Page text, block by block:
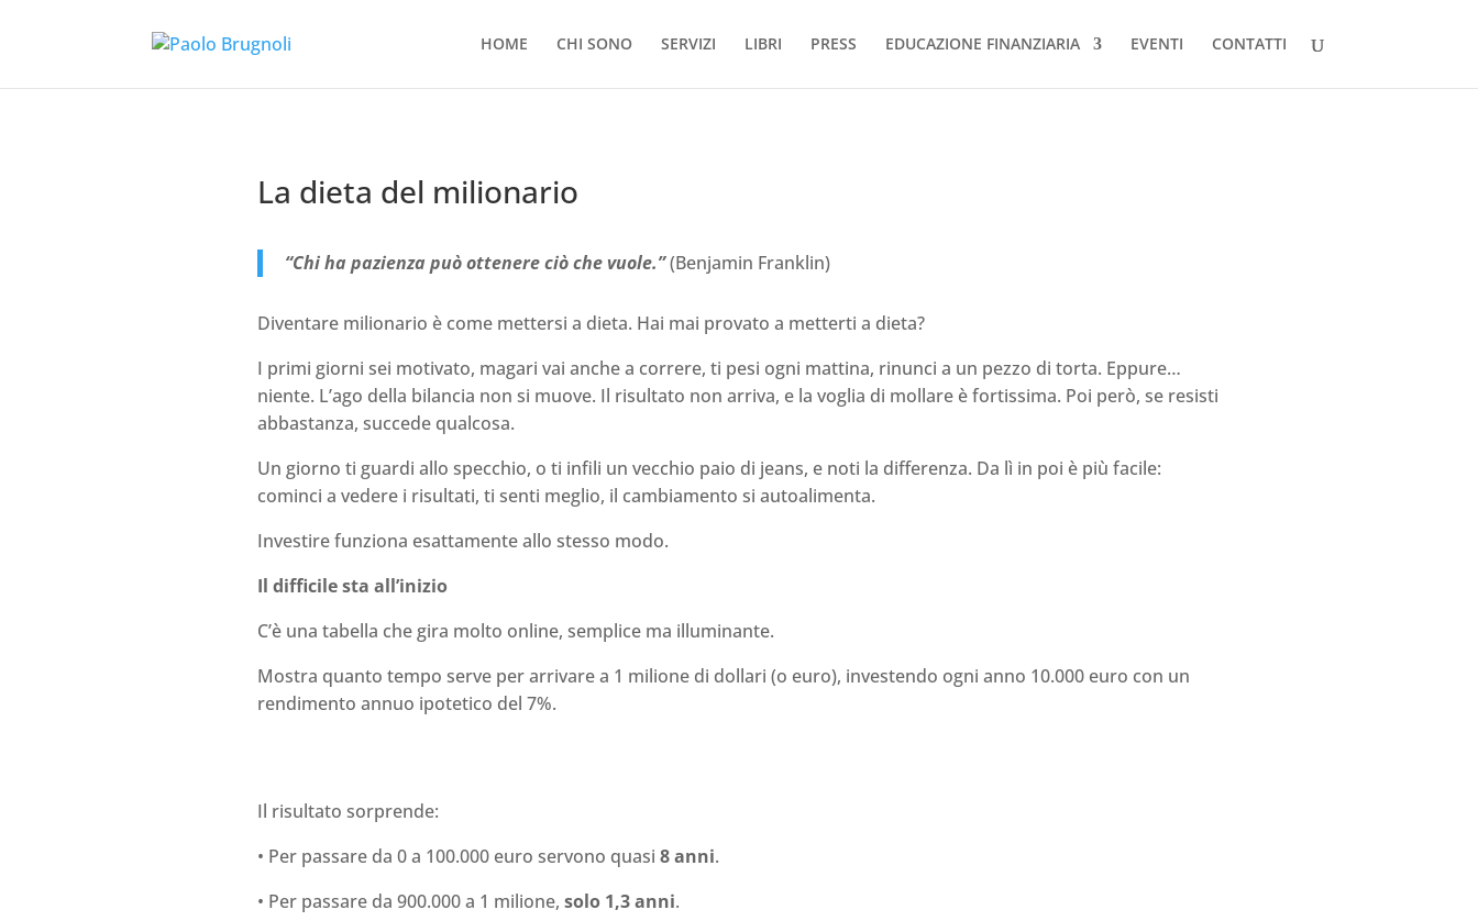
HOME CHI SONO SERVIZI LIBRI PRESS EDUCAZIONE FINANZIARIA EVENTI CONTATTI
La dieta del milionario
“Chi ha pazienza può ottenere ciò che vuole.”(Benjamin Franklin)
Diventare milionario è come mettersi a dieta. Hai mai provato a metterti a dieta?
I primi giorni sei motivato, magari vai anche a correre, ti pesi ogni mattina, rinunci a un pezzo di torta. Eppure…
niente. L’ago della bilancia non si muove. Il risultato non arriva, e la voglia di mollare è fortissima. Poi però, se resisti
abbastanza, succede qualcosa.
Un giorno ti guardi allo specchio, o ti infili un vecchio paio di jeans, e noti la differenza. Da lì in poi è più facile:
cominci a vedere i risultati, ti senti meglio, il cambiamento si autoalimenta.
Investire funziona esattamente allo stesso modo.
Il difficile sta all’inizio
C’è una tabella che gira molto online, semplice ma illuminante.
Mostra quanto tempo serve per arrivare a 1 milione di dollari (o euro), investendo ogni anno 10.000 euro con un
rendimento annuo ipotetico del 7%.
Il risultato sorprende:
• Per passare da 0 a 100.000 euro servono quasi8 anni.
• Per passare da 900.000 a 1 milione,solo 1,3 anni.